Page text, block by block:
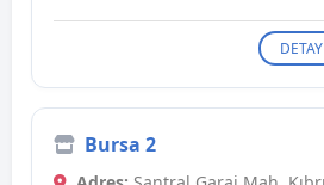
Bursa 2